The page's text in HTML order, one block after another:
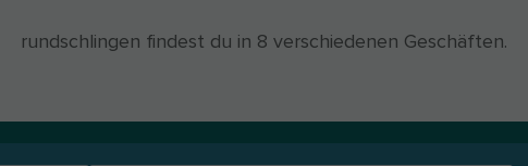
rundschlingen findest du in 8 verschiedenen Geschäften.